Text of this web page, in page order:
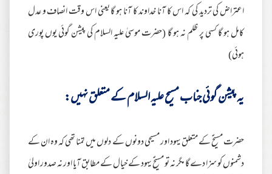
اعتراض کی تردید کی کہ اس کا آنا خداوند کا آنا ہو گا یعنی اس وقت انصاف و عدل
کامل ہو گا کسی پر ظلم نہ ہو گا (حضرت موسیٰ علیہ السلام کی پیشن گوئی یوں پوری
ہوئی)
یہ پیشن گوئی جناب مسیح علیہ السلام کے متعلق نہیں:
حضرت مسیحؑ کے متعلق یہود اور مسیحی دونوں کے دلوں میں تمنا تھی کہ وہ ان کے
دشمنوں کو سزا دے گا مگر نہ تو مسیحؑ یہود کے خیال کے مطابق آیا اور نہ صدور اولیٰ